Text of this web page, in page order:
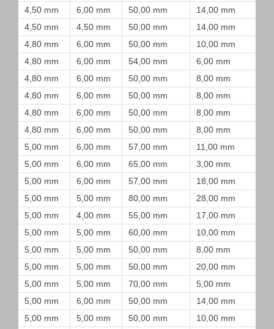
4,50 mm
6,00 mm 50,00 mm
14,00 mm
4,50 mm
4,50 mm 50,00 mm
14,00 mm
4,80 mm
6,00 mm 50,00 mm
10,00 mm
4,80 mm
6,00 mm 54,00 mm
6,00 mm
4,80 mm
6,00 mm 50,00 mm
8,00 mm
4,80 mm
6,00 mm 50,00 mm
8,00 mm
4,80 mm
6,00 mm 50,00 mm
8,00 mm
4,80 mm
6,00 mm 50,00 mm
8,00 mm
5,00 mm
6,00 mm 57,00 mm
11,00 mm
5,00 mm
6,00 mm 65,00 mm
3,00 mm
5,00 mm
6,00 mm 57,00 mm
18,00 mm
5,00 mm
5,00 mm 80,00 mm
28,00 mm
5,00 mm
4,00 mm 55,00 mm
17,00 mm
5,00 mm
5,00 mm 60,00 mm
10,00 mm
5,00 mm
5,00 mm 50,00 mm
8,00 mm
5,00 mm
5,00 mm 50,00 mm
20,00 mm
5,00 mm
5,00 mm 70,00 mm
5,00 mm
5,00 mm
6,00 mm 50,00 mm
14,00 mm
5,00 mm
5,00 mm 50,00 mm
10,00 mm